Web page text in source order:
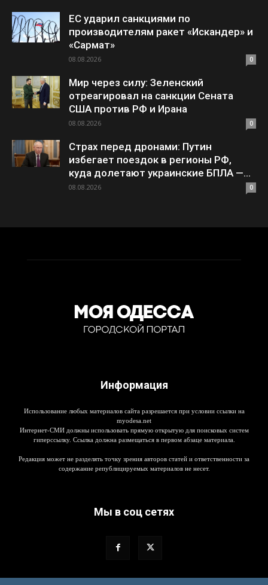
ЕС ударил санкциями по
производителям ракет «Искандер» и
«Сармат»
08.08.2026 0
Мир через силу: Зеленский
отреагировал на санкции Сената
США против РФ и Ирана
08.08.2026 0
Страх перед дронами: Путин
избегает поездок в регионы РФ,
куда долетают украинские БПЛА —...
08.08.2026 0
Информация
Использование любых материалов сайта разрешается при условии ссылки на
myodesa.net
Интернет-СМИ должны использовать прямую открытую для поисковых систем
гиперссылку. Ссылка должна размещаться в первом абзаце материала.
Редакция может не разделять точку зрения авторов статей и ответственности за
содержание републицируемых материалов не несет.
Мы в соц сетях